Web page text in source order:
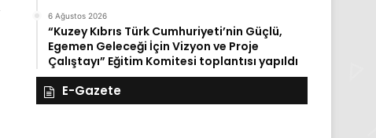
6 Ağustos 2026
“Kuzey Kıbrıs Türk Cumhuriyeti’nin Güçlü,
Egemen Geleceği İçin Vizyon ve Proje
Çalıştayı” Eğitim Komitesi toplantısı yapıldı
E-Gazete